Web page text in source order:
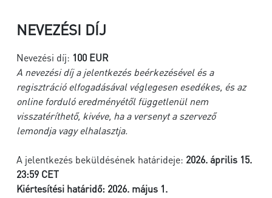
NEVEZÉSI DÍJ
Nevezési díj: 100 EUR
A nevezési díj a jelentkezés beérkezésével és a
regisztráció elfogadásával véglegesen esedékes, és az
online forduló eredményétől függetlenül nem
visszatéríthető, kivéve, ha a versenyt a szervező
lemondja vagy elhalasztja.
A jelentkezés beküldésének határideje: 2026. április 15.
23:59 CET
Kiértesítési határidő: 2026. május 1.